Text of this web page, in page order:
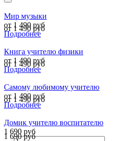
Мир музыки
от 1 490 руб
от 1 490 руб
Подробнее
Книга учителю физики
от 1 490 руб
от 1 490 руб
Подробнее
Самому любимому учителю
от 1 490 руб
от 1 490 руб
Подробнее
Домик учителю воспитателю
1 690 руб
1 690 руб